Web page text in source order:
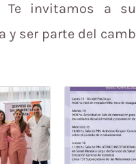
Te invitamos a
y ser parte del